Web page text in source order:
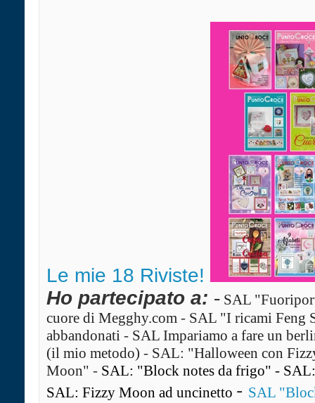
Le mie 18 Riviste!
Ho partecipato a: - SAL
cuore di Megghy.com - SAL "I ricami Feng
abbandonati - SAL Impariamo a fare un
(il mio metodo) - SAL: "Halloween con
Moon" - SAL: "Block notes da frigo" -
SAL: Fizzy Moon ad uncinetto - SAL